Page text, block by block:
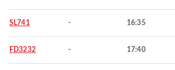
SL741 - 16:35
FD3232 - 17:40